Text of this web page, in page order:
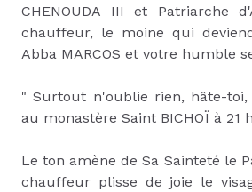
CHENOUDA III et Patriarche
chauffeur, le moine qui
Abba MARCOS et votre humble
" Surtout n'oublie rien, hâte-toi,
au monastère Saint BICHOÏ à 21
Le ton amène de Sa Sainteté le
chauffeur plisse de joie le